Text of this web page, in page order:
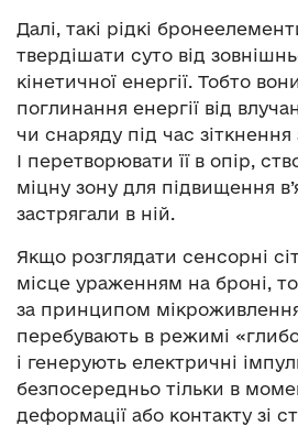
Далі, такі рідкі
твердішати суто від
кінетичної енергії. Тобто
поглинання енергії від
чи снаряду під час
І перетворювати її в опір,
міцну зону для підвищення
застрягали в ній.
Якщо розглядати сенсорні
місце ураженням на броні,
за принципом
перебувають в режимі
і генерують електричні
безпосередньо тільки в
деформації або контакту зі